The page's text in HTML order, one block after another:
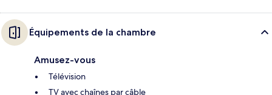
Équipements de la chambre
Amusez-vous
Télévision
TV avec chaînes par câble